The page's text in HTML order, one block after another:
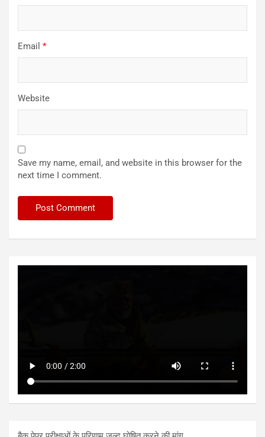
Email *
Website
Save my name, email, and website in this browser for the
next time I comment.